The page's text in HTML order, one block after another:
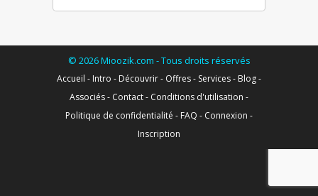
© 2026Mioozik.com - Tous droits réservés
Accueil - Intro - Découvrir- Offres- Services- Blog-
Associés- Contact- Conditions d'utilisation -
Politique de confidentialité - FAQ - Connexion -
Inscription